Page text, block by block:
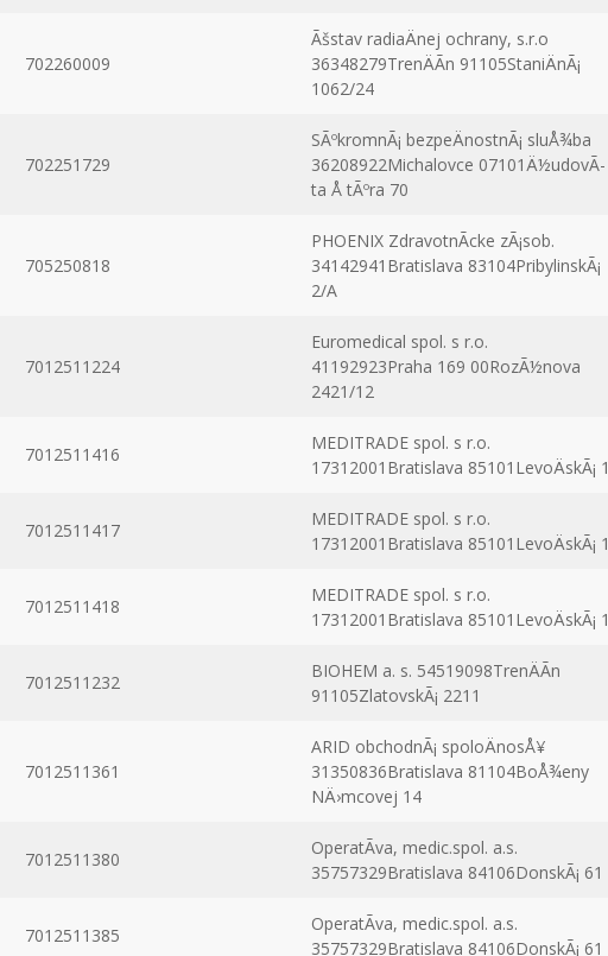
702260009
Ãšstav radiaÄnej ochrany, s.r.o
36348279TrenÄÃ­n 91105StaniÄnÃ¡
1062/24
702251729
SÃºkromnÃ¡ bezpeÄnostnÃ¡ sluÅ¾ba
36208922Michalovce 07101Ä½udovÃ­
ta Å tÃºra 70
705250818
PHOENIX ZdravotnÃ­cke zÃ¡sob.
34142941Bratislava 83104PribylinskÃ¡
2/A
7012511224
Euromedical spol. s r.o.
41192923Praha 169 00RozÃ½nova
2421/12
7012511416
MEDITRADE spol. s r.o.
17312001Bratislava 85101LevoÄskÃ¡ 1
7012511417
MEDITRADE spol. s r.o.
17312001Bratislava 85101LevoÄskÃ¡ 1
7012511418
MEDITRADE spol. s r.o.
17312001Bratislava 85101LevoÄskÃ¡ 1
7012511232
BIOHEM a. s. 54519098TrenÄÃ­n
91105ZlatovskÃ¡ 2211
7012511361
ARID obchodnÃ¡ spoloÄnosÅ¥
31350836Bratislava 81104BoÅ¾eny
NÄ›mcovej 14
7012511380
OperatÃ­va, medic.spol. a.s.
35757329Bratislava 84106DonskÃ¡ 61
7012511385
OperatÃ­va, medic.spol. a.s.
35757329Bratislava 84106DonskÃ¡ 61